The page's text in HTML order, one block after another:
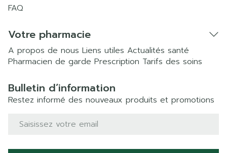
FAQ
Votre pharmacie
A propos de nous Liens utiles Actualités santé
Pharmacien de garde Prescription Tarifs des soins
Bulletin d’information
Restez informé des nouveaux produits et promotions
Adresse mail